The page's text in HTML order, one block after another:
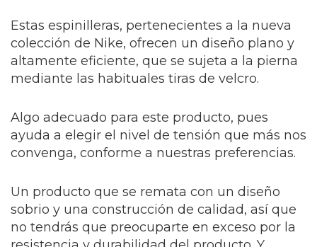
Estas espinilleras, pertenecientes a la nueva
colección de Nike, ofrecen un diseño plano y
altamente eficiente, que se sujeta a la pierna
mediante las habituales tiras de velcro.
Algo adecuado para este producto, pues
ayuda a elegir el nivel de tensión que más nos
convenga, conforme a nuestras preferencias.
Un producto que se remata con un diseño
sobrio y una construcción de calidad, así que
no tendrás que preocuparte en exceso por la